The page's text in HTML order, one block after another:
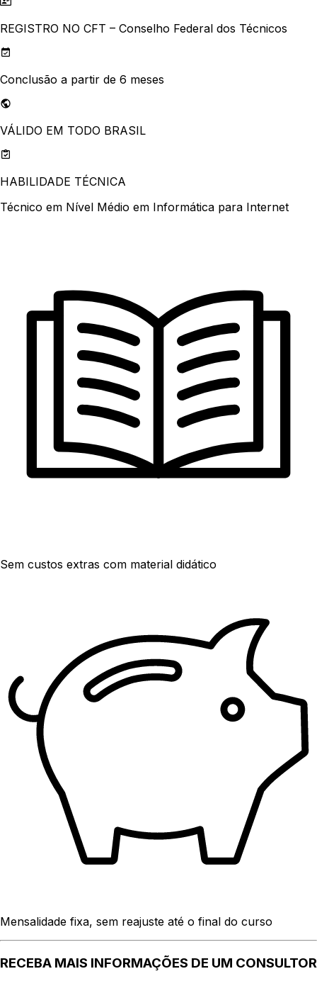
REGISTRO NO CFT – Conselho Federal dos Técnicos
Conclusão a partir de 6 meses
VÁLIDO EM TODO BRASIL
HABILIDADE TÉCNICA
Técnico em Nível Médio em Informática para Internet
Sem custos extras com material didático
Mensalidade fixa, sem reajuste até o final do curso
RECEBA MAIS INFORMAÇÕES DE UM CONSULTOR